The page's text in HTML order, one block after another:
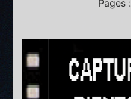
Pages :